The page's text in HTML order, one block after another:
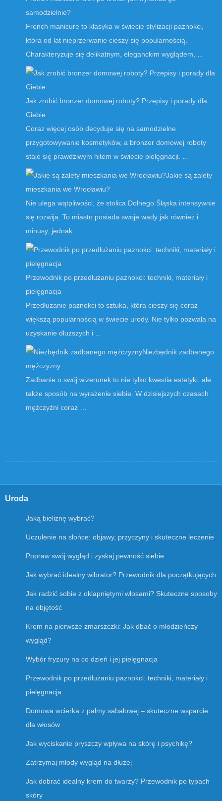
samodzielnie?
French manicure to klasyka w świecie stylizacji paznokci,
która od lat nieprzerwanie cieszy się popularnością.
Charakteryzuje się delikatnym, eleganckim wyglądem, …
Jak zrobić bronzer domowej roboty? Przepisy i porady dla
Ciebie
Coraz więcej osób decyduje się na samodzielne
przygotowywanie kosmetyków, a bronzer domowej roboty
staje się prawdziwym hitem w świecie pielęgnacji. …
Jakie są zalety
mieszkania we Wrocławiu?
Nie ulega wątpliwości, że stolica Dolnego Śląska intensywnie
się rozwija. To miasto posiada swoje wady jak również i
minusy, jednak …
Przewodnik po przedłużaniu paznokci: techniki, materiały i
pielęgnacja
Przedłużanie paznokci to sztuka, która cieszy się coraz
większą popularnością w świecie urody. Nie tylko pozwala na
uzyskanie dłuższych i …
Niezbędnik zadbanego
mężczyzny
Zadbanie o swój wizerunek to nie tylko kwestia estetyki, ale
także sposób na wyrażenie siebie. W dzisiejszych czasach
mężczyźni coraz …
Uroda
Jaką bieliznę wybrać?
Uczulenie na słońce: objawy, przyczyny i skuteczne leczenie
Popraw swój wygląd i zyskaj pewność siebie
Jak wybrać idealny wibrator? Przewodnik dla początkujących
Jak radzić sobie z oklapniętymi włosami? Skuteczne sposoby
na objętość
Krem na pierwsze zmarszczki: Jak dbać o młodzieńczy
wygląd?
Wybór fryzury na co dzień i jej pielęgnacja
Przewodnik po przedłużaniu paznokci: techniki, materiały i
pielęgnacja
Domowa wcierka z palmy sabałowej – skuteczne wsparcie
dla włosów
Jak wyciskanie pryszczy wpływa na skórę i psychikę?
Zatrzymaj młody wygląd na dłużej
Jak dobrać idealny krem do twarzy? Przewodnik po typach
skóry